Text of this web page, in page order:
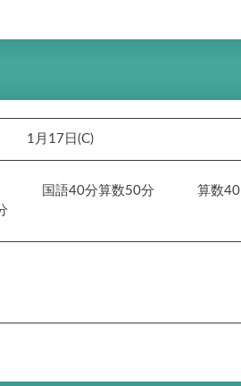
月17日(C)
40分算数50分 算数40
理科40分